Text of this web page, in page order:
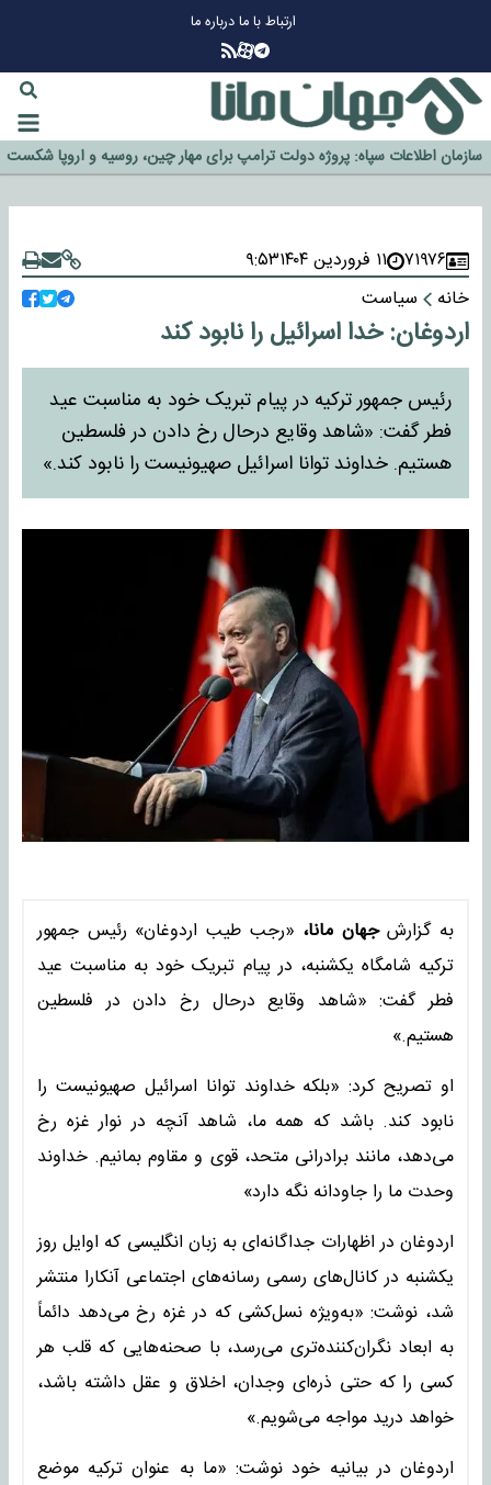
ارتباط با مادرباره ما
گزینه جدایی اوسمار روی میز مدیران پرسپولیس
آیا رئیس جمهور آمریکا قانون را دور می‌زند؟
اخراج رسمی چهره نامدار از پرسپولیس
سازمان اطلاعات سپاه: پروژه دولت ترامپ برای مهار چین، روسیه و اروپا شکست
خورد
۷۱۹۷۶ ۱۱ فروردین ۱۴۰۴
۹:۵۳
خانه
سیاست
اردوغان: خدا اسرائیل را نابود کند
رئیس جمهور ترکیه در پیام تبریک خود به مناسبت عید
فطر گفت: «شاهد وقایع درحال رخ دادن در فلسطین
هستیم. خداوند توانا اسرائیل صهیونیست را نابود کند.»
به گزارشجهان مانا، «رجب طیب اردوغان» رئیس جمهور
ترکیه شامگاه یکشنبه، در پیام تبریک خود به مناسبت عید
فطر گفت: «شاهد وقایع درحال رخ دادن در فلسطین
هستیم.»
او تصریح کرد: «بلکه خداوند توانا اسرائیل صهیونیست را
نابود کند. باشد که همه ما، شاهد آنچه در نوار غزه رخ
می‌دهد، مانند برادرانی متحد، قوی و مقاوم بمانیم. خداوند
وحدت ما را جاودانه نگه دارد»
اردوغان در اظهارات جداگانه‌ای به زبان انگلیسی که اوایل روز
یکشنبه در کانال‌های رسمی رسانه‌های اجتماعی آنکارا منتشر
شد، نوشت: «به‌ویژه نسل‌کشی که در غزه رخ می‌دهد دائماً
به ابعاد نگران‌کننده‌تری می‌رسد، با صحنه‌هایی که قلب هر
کسی را که حتی ذره‌ای وجدان، اخلاق و عقل داشته باشد،
خواهد درید مواجه می‌شویم.»
اردوغان در بیانیه خود نوشت: «ما به عنوان ترکیه موضع